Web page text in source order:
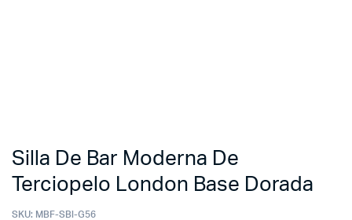
Silla De Bar Moderna De
Terciopelo London Base Dorada
SKU: MBF-SBl-G56